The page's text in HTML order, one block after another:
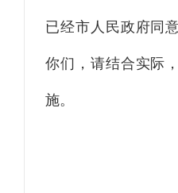
已经市人民政府同
你们，请结合实际
施。